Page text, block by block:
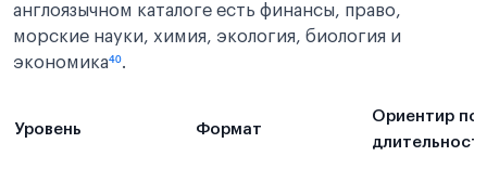
англоязычном каталоге есть финансы, право,
морские науки, химия, экология, биология и
экономика⁴⁰.
Уровень Формат
Ориентир по